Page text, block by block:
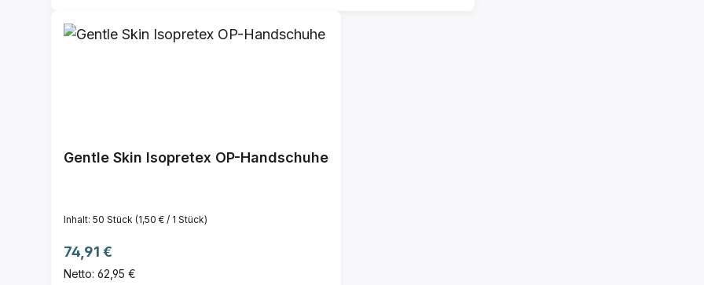
Gentle Skin Isopretex OP-Handschuhe
Inhalt: 50 Stück (1,50 € / 1 Stück)
Regulärer Preis:
74,91 €
Netto: 62,95 €